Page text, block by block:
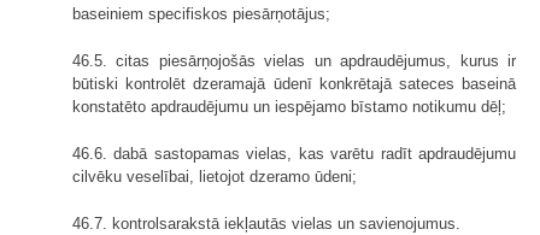
baseiniem specifiskos piesārņotājus;
46.5. citas piesārņojošās vielas un apdraudējumus, kurus ir
būtiski kontrolēt dzeramajā ūdenī konkrētajā sateces baseinā
konstatēto apdraudējumu un iespējamo bīstamo notikumu dēļ;
46.6. dabā sastopamas vielas, kas varētu radīt apdraudējumu
cilvēku veselībai, lietojot dzeramo ūdeni;
46.7. kontrolsarakstā iekļautās vielas un savienojumus.